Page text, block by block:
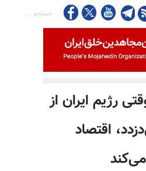
رژیم ایران از
اقتصاد
می‌کند